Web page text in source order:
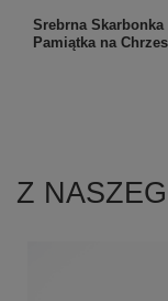
Srebrna
Pamiątka na
Z